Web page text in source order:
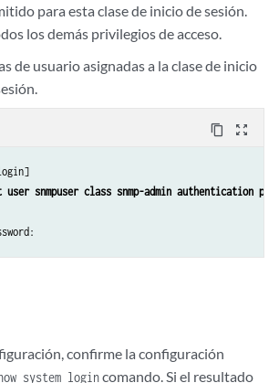
para esta clase de inicio de sesión.
los demás privilegios de acceso.
de usuario asignadas a la clase de inicio
content_copy zoom_out_map
user snmpuser class snmp-admin authentication
confirme la configuración
system logincomando. Si el resultado